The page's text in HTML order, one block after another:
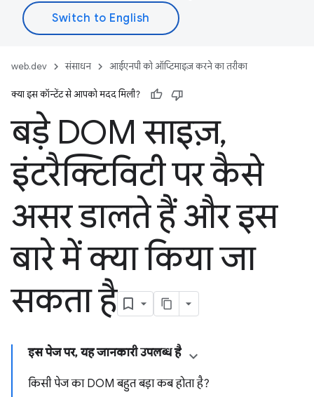
web.dev संसाधन आईएनपी को ऑप्टिमाइज़ करने का तरीका
क्या इस कॉन्टेंट से आपको मदद मिली?
बड़े DOM साइज़,
इंटरैक्टिविटी पर कैसे
असर डालते हैं और इस
बारे में क्या किया जा
सकता है
इस पेज पर, यह जानकारी उपलब्ध है
किसी पेज का DOM बहुत बड़ा कब होता है?